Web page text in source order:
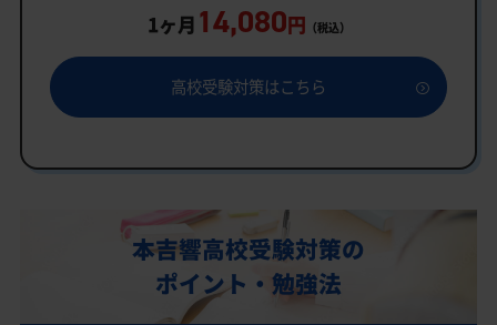
本吉響高校受験専門のオンライン家庭教師「いつで
もクイック指導」もご用意
本吉響高校の特徴
教育理念
本吉響高校の偏差値
本吉響高校合格に必要な内申点の目安
内申点の計算方法
1ヶ月 14,080円 （税込）
高校受験対策はこちら
本吉響高校受験対策の
ポイント・勉強法